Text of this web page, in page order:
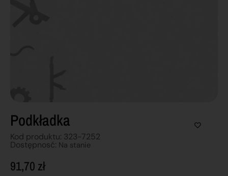
Podkładka
Kod produktu: 323-7252
Dostępnosć: Na stanie
91,70 zł